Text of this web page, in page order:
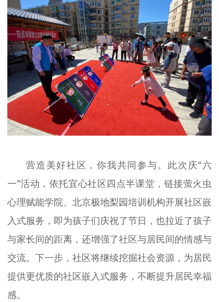
营造美好社区，你我共同参与。此次庆“六
一”活动，依托宜心社区四点半课堂，链接萤火虫
心理赋能学院、北京极地梨园培训机构开展社区嵌
入式服务，即为孩子们庆祝了节日，也拉近了孩子
与家长间的距离，还增强了社区与居民间的情感与
交流。下一步，社区将继续挖掘社会资源，为居民
提供更优质的社区嵌入式服务，不断提升居民幸福
感。